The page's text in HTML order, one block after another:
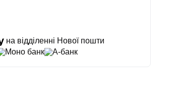
на відділенні Нової пошти
Моно банк А-банк